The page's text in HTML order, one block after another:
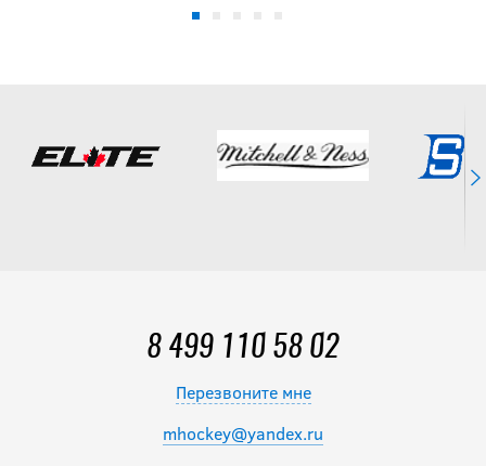
8 499 110 58 02
Перезвоните мне
mhockey@yandex.ru